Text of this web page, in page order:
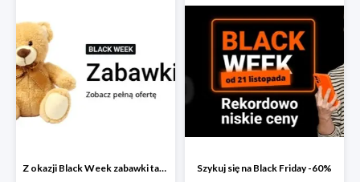
Z okazji Black Week zabawki taniej na allegro.pl Szykuj się na Black Friday -60%